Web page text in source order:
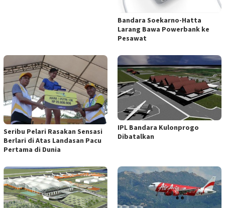
Bandara Soekarno-Hatta
Larang Bawa Powerbank ke
Pesawat
Seribu Pelari Rasakan Sensasi
Berlari di Atas Landasan Pacu
Pertama di Dunia
IPL Bandara Kulonprogo
Dibatalkan